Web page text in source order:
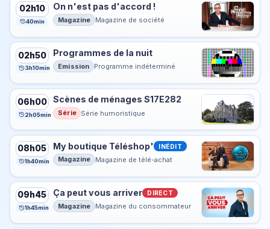
02h10
40min
On n'est pas d'accord !
Magazine Magazine de société
02h50
3h10min
Programmes de la nuit
Emission Programme indéterminé
06h00
2h05min
Scènes de ménages S17E282
Série Série humoristique
08h05
1h40min
My boutique Téléshop' INÉDIT
Magazine Magazine de télé-achat
09h45
1h45min
Ça peut vous arriver DIRECT
Magazine Magazine du consommateur